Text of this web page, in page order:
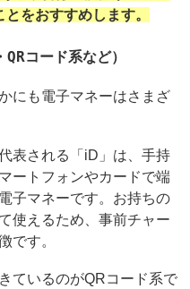
をおすすめします。
コード系など）
にも電子マネーはさまざ
表される「iD」は、手持
ートフォンやカードで端
子マネーです。お持ちの
使えるため、事前チャー
です。
ているのがQRコード系で